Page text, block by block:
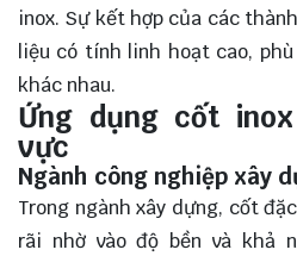
inox. Sự kết hợp của các
liệu có tính linh hoạt cao,
khác nhau.
Ứng dụng cốt
vực
Ngành công nghiệp xây
Trong ngành xây dựng, cốt
rãi nhờ vào độ bền và khả